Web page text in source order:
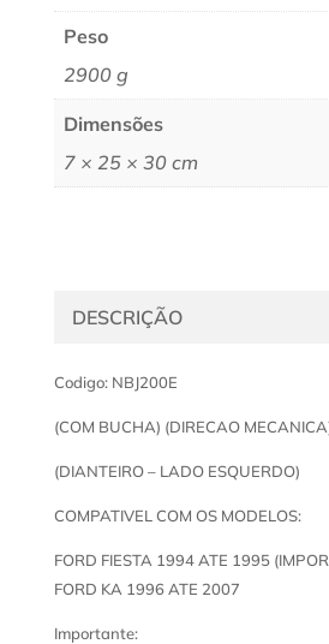
Peso
2900 g
Dimensões
7 × 25 × 30 cm
DESCRIÇÃO
Codigo: NBJ200E
(COM BUCHA) (DIRECAO
(DIANTEIRO – LADO ESQUERDO)
COMPATIVEL COM OS MODELOS:
FORD FIESTA 1994 ATE 1995
FORD KA 1996 ATE 2007
Importante: